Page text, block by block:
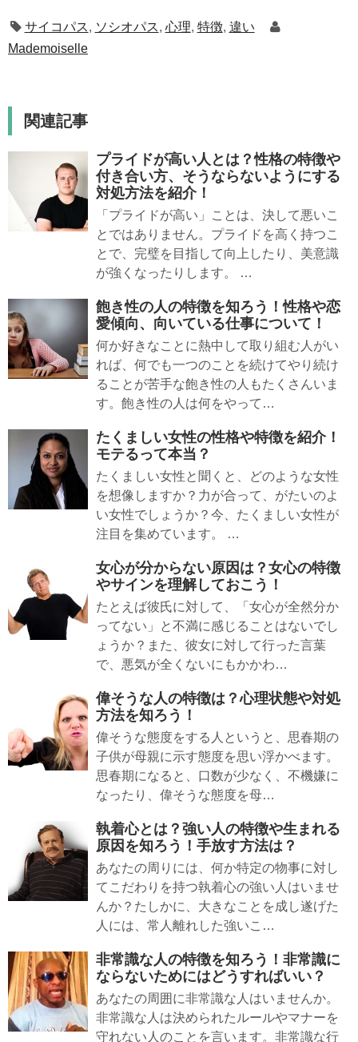
サイコパス, ソシオパス, 心理, 特徴, 違い
Mademoiselle
関連記事
プライドが高い人とは？性格の特徴や
付き合い方、そうならないようにする
対処方法を紹介！
「プライドが高い」ことは、決して悪いこ
とではありません。プライドを高く持つこ
とで、完璧を目指して向上したり、美意識
が強くなったりします。 …
飽き性の人の特徴を知ろう！性格や恋
愛傾向、向いている仕事について！
何か好きなことに熱中して取り組む人がい
れば、何でも一つのことを続けてやり続け
ることが苦手な飽き性の人もたくさんいま
す。飽き性の人は何をやって…
たくましい女性の性格や特徴を紹介！
モテるって本当？
たくましい女性と聞くと、どのような女性
を想像しますか？力が合って、がたいのよ
い女性でしょうか？今、たくましい女性が
注目を集めています。 …
女心が分からない原因は？女心の特徴
やサインを理解しておこう！
たとえば彼氏に対して、「女心が全然分か
ってない」と不満に感じることはないでし
ょうか？また、彼女に対して行った言葉
で、悪気が全くないにもかかわ…
偉そうな人の特徴は？心理状態や対処
方法を知ろう！
偉そうな態度をする人というと、思春期の
子供が母親に示す態度を思い浮かべます。
思春期になると、口数が少なく、不機嫌に
なったり、偉そうな態度を母…
執着心とは？強い人の特徴や生まれる
原因を知ろう！手放す方法は？
あなたの周りには、何か特定の物事に対し
てこだわりを持つ執着心の強い人はいませ
んか？たしかに、大きなことを成し遂げた
人には、常人離れした強いこ…
非常識な人の特徴を知ろう！非常識に
ならないためにはどうすればいい？
あなたの周囲に非常識な人はいませんか。
非常識な人は決められたルールやマナーを
守れない人のことを言います。非常識な行